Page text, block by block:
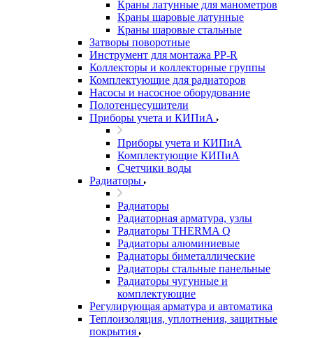
Краны латунные для манометров
Краны шаровые латунные
Краны шаровые стальные
Затворы поворотные
Инструмент для монтажа PP-R
Коллекторы и коллекторные группы
Комплектующие для радиаторов
Насосы и насосное оборудование
Полотенцесушители
Приборы учета и КИПиА
Приборы учета и КИПиА
Комплектующие КИПиА
Счетчики воды
Радиаторы
Радиаторы
Радиаторная арматура, узлы
Радиаторы THERMA Q
Радиаторы алюминиевые
Радиаторы биметаллические
Радиаторы стальные панельные
Радиаторы чугунные и
комплектующие
Регулирующая арматура и автоматика
Теплоизоляция, уплотнения, защитные
покрытия